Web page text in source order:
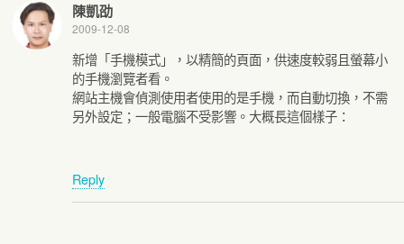
陳凱劭
2009-12-08
新增「手機模式」，以精簡的頁面，供速度較弱且螢幕小
的手機瀏覽者看。
網站主機會偵測使用者使用的是手機，而自動切換，不需
另外設定；一般電腦不受影響。大概長這個樣子：
Reply